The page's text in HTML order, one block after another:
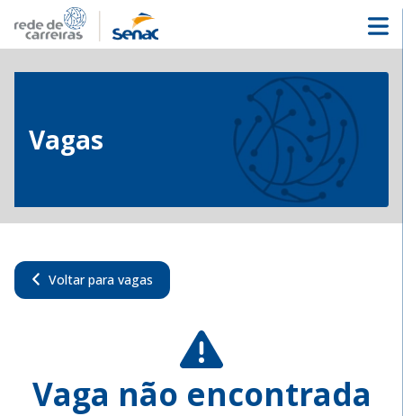
Vagas
Voltar para vagas
Vaga não encontrada